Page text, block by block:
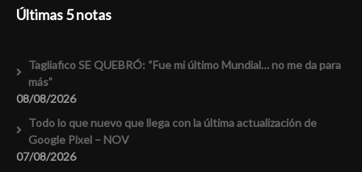
Últimas 5 notas
Tagliafico SE QUEBRÓ: “Fue mi último Mundial… no me da para
más”
08/08/2026
Todo lo que nuevo que llega con la última actualización de
Google Pixel – NOV
07/08/2026